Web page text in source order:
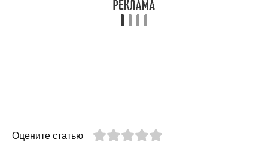
Оцените статью